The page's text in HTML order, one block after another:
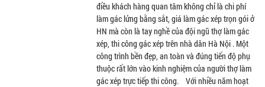
điều khách hàng quan tâm không chỉ là chi phí
làm gác lửng bằng sắt, giá làm gác xép trọn gói ở
HN mà còn là tay nghề của đội ngũ thợ làm gác
xép, thi công gác xép trên nhà dân Hà Nội . Một
công trình bền đẹp, an toàn và đúng tiến độ phụ
thuộc rất lớn vào kinh nghiệm của người thợ làm
gác xép trực tiếp thi công. Với nhiều năm hoạt